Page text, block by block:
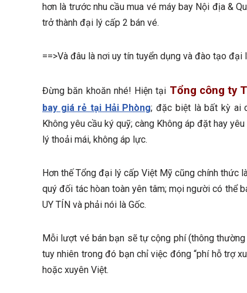
hơn là trước nhu cầu mua vé máy bay Nội địa &
trở thành đại lý cấp 2 bán vé.
==>Và đâu là nơi uy tín tuyển dụng và đào tạo
Đừng băn khoăn nhé! Hiện tại Tổng công ty
bay giá rẻ tại Hải Phòng; đặc biệt là bất kỳ ai
Không yêu cầu ký quỹ; càng Không áp đặt hay
lý thoải mái, không áp lực.
Hơn thế Tổng đại lý cấp Việt Mỹ cũng chính thức
quý đối tác hòan toàn yên tâm; mọi người có thể
UY TÍN và phải nói là Gốc.
Mỗi lượt vé bán bạn sẽ tự cộng phí (thông
tuy nhiên trong đó bạn chỉ việc đóng “phí hỗ trợ
hoặc xuyên Việt.